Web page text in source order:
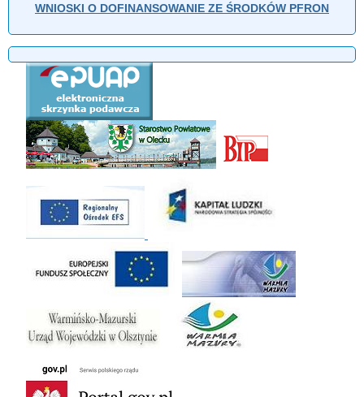
WNIOSKI O DOFINANSOWANIE ZE ŚRODKÓW PFRON